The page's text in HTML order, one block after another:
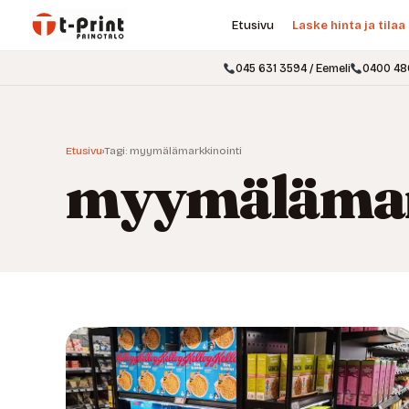
Etusivu Laske hinta ja tilaa
045 631 3594 / Eemeli 0400
Etusivu›Tagi: myymälämarkkinointi